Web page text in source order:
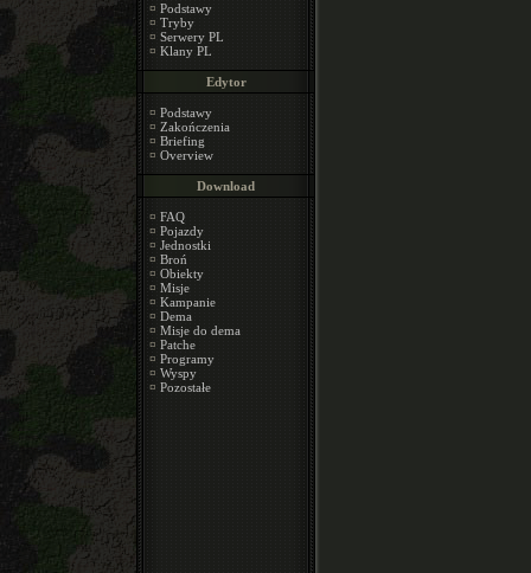
¤ Podstawy
¤ Tryby
¤ Serwery PL
¤ Klany PL
Edytor
¤ Podstawy
¤ Zakończenia
¤ Briefing
¤ Overview
Download
¤ FAQ
¤ Pojazdy
¤ Jednostki
¤ Broń
¤ Obiekty
¤ Misje
¤ Kampanie
¤ Dema
¤ Misje do dema
¤ Patche
¤ Programy
¤ Wyspy
¤ Pozostałe